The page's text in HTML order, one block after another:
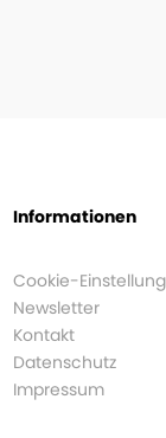
Informationen
Cookie-
Newsletter
Kontakt
Datenschutz
Impressum